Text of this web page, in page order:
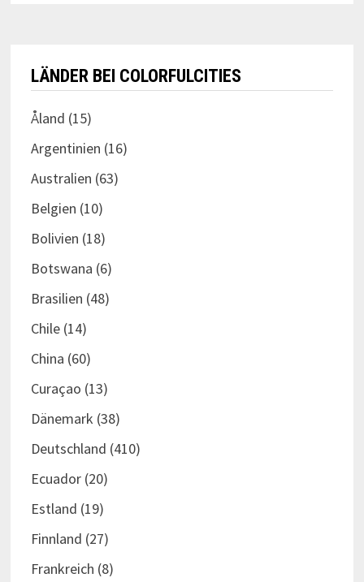
LÄNDER BEI COLORFULCITIES
Åland (15)
Argentinien (16)
Australien (63)
Belgien (10)
Bolivien (18)
Botswana (6)
Brasilien (48)
Chile(14)
China (60)
Curaçao (13)
Dänemark (38)
Deutschland (410)
Ecuador(20)
Estland (19)
Finnland (27)
Frankreich (8)